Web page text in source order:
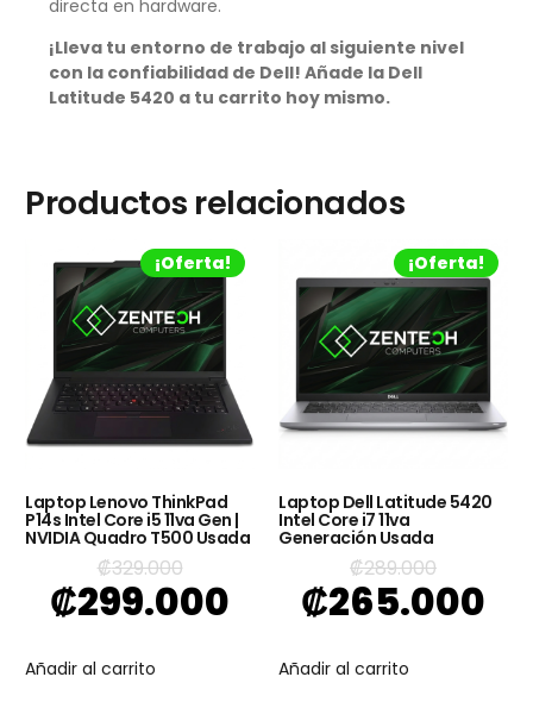
directa en hardware.
¡Lleva tu entorno de trabajo al siguiente nivel
con la confiabilidad de Dell! Añade la Dell
Latitude 5420 a tu carrito hoy mismo.
Productos relacionados
¡Oferta!
Laptop Lenovo ThinkPad
P14s Intel Core i5 11va Gen |
NVIDIA Quadro T500 Usada
₡329.000
₡299.000
Añadir al carrito
¡Oferta!
Laptop Dell Latitude 5420
Intel Core i7 11va
Generación Usada
₡289.000
₡265.000
Añadir al carrito